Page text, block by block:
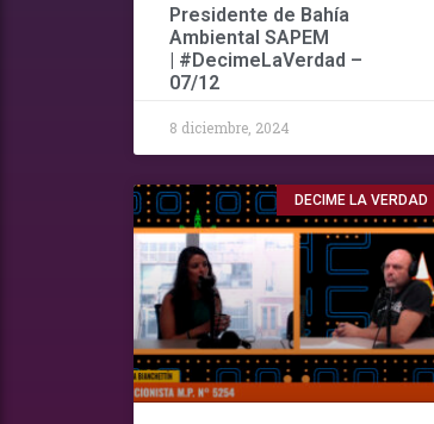
Presidente de Bahía
Ambiental SAPEM
| #DecimeLaVerdad –
07/12
8 diciembre, 2024
DECIME LA VERDAD